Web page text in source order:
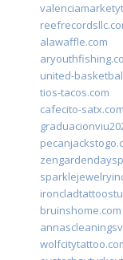
alawaffle.com
united-
tios-tacos.com
cafecito-satx.com
bruinshome.com